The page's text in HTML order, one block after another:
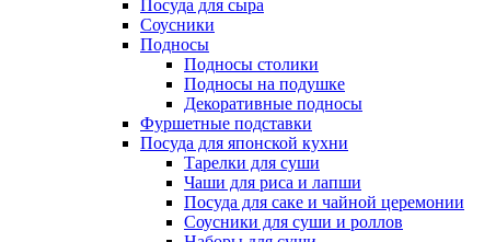
Посуда для сыра
Соусники
Подносы
Подносы столики
Подносы на подушке
Декоративные подносы
Фуршетные подставки
Посуда для японской кухни
Тарелки для суши
Чаши для риса и лапши
Посуда для саке и чайной церемонии
Соусники для суши и роллов